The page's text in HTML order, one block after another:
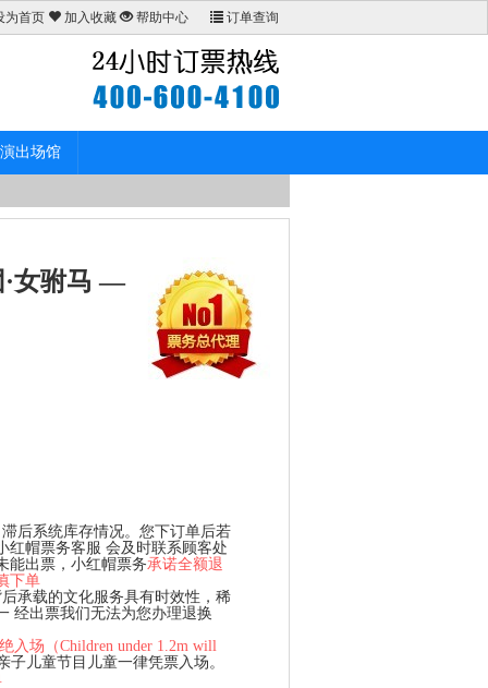
订单查询
为首页 加入收藏 帮助中心
演出场馆
·女驸马 —
后系统库存情况。您下订单后若
红帽票务客服 会及时联系顾客处
能出票，小红帽票务承诺全额退
下单
承载的文化服务具有时效性，稀
经出票我们无法为您办理退换
入场（Children under 1.2m will
子儿童节目儿童一律凭票入场。